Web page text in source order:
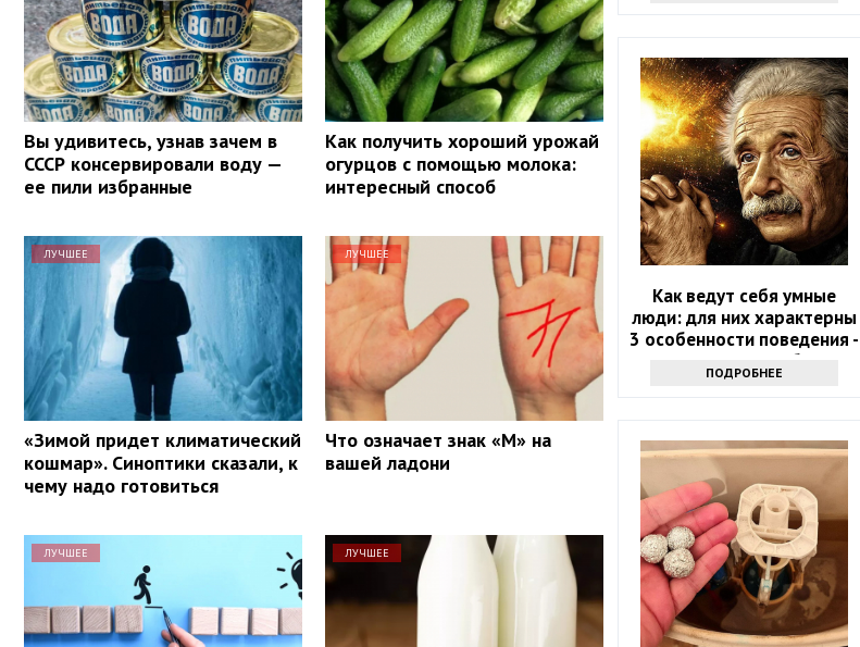
Вы удивитесь, узнав зачем в
СССР консервировали воду —
ее пили избранные
Как получить хороший урожай
огурцов с помощью молока:
интересный способ
ЛУЧШЕЕ
«Зимой придет климатический
кошмар». Синоптики сказали, к
чему надо готовиться
ЛУЧШЕЕ
Что означает знак «М» на
вашей ладони
ЛУЧШЕЕ ЛУЧШЕЕ
Как ведут себя умные
люди: для них характерны
3 особенности поведения -
проверьте себя
ПОДРОБНЕЕ